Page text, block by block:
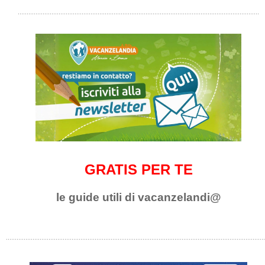
GRATIS PER TE
le guide utili di vacanzelandi@